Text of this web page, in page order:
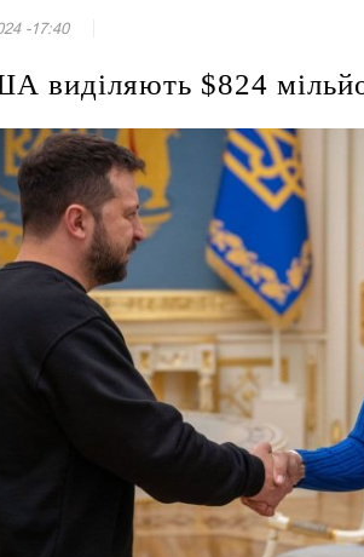
-17:40
виділяють $824